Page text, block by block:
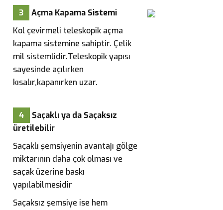
3
Açma Kapama Sistemi
Kol çevirmeli teleskopik açma
kapama sistemine sahiptir. Çelik
mil sistemlidir.Teleskopik yapısı
sayesinde açılırken
kısalır,kapanırken uzar.
4
Saçaklı ya da Saçaksız
üretilebilir
Saçaklı şemsiyenin avantajı gölge
miktarının daha çok olması ve
saçak üzerine baskı
yapılabilmesidir
Saçaksız şemsiye ise hem